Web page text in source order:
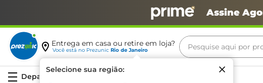
Assine
Entrega em casa ou retire em loja?
Você está no Prezunic Rio de Janeiro
Selecione sua região:
Pesquise aqui por
Termos mais